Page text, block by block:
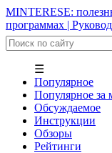
MINTERESE:
программах |
☰
Популярное
Популярное за
Обсуждаемое
Инструкции
Обзоры
Рейтинги